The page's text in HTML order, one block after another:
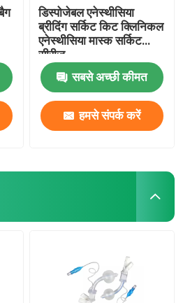
डिस्पोजेबल एनेस्थीसिया
ब्रीदिंग सर्किट किट क्लिनिकल
एनेस्थीसिया मास्क सर्किट
सीरीज
सबसे अच्छी कीमत
हमसे संपर्क करें